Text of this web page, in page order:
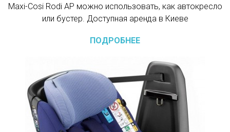
Maxi-Cosi Rodi AP можно использовать, как автокресло
или бустер. Доступная аренда в Киеве
ПОДРОБНЕЕ